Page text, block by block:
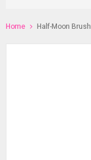
Home Half-Moon Brush